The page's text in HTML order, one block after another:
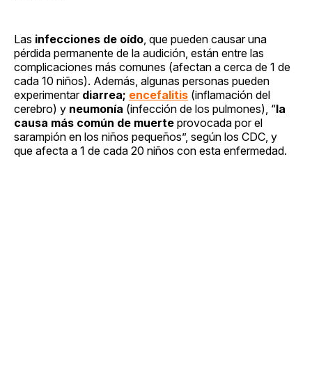
Las infecciones de oído, que pueden causar una
pérdida permanente de la audición, están entre las
complicaciones más comunes (afectan a cerca de 1 de
cada 10 niños). Además, algunas personas pueden
experimentar diarrea; encefalitis (inflamación del
cerebro) y neumonía (infección de los pulmones), “la
causa más común de muerte provocada por el
sarampión en los niños pequeños”, según los CDC, y
que afecta a 1 de cada 20 niños con esta enfermedad.